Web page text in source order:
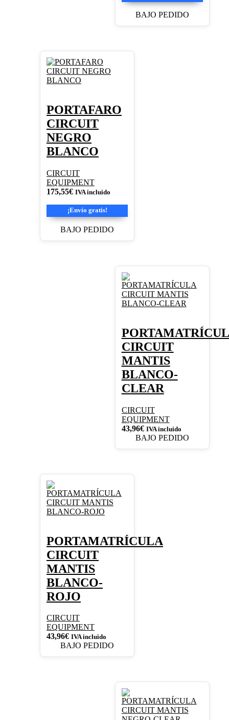
BAJO PEDIDO
PORTAFARO
CIRCUIT
NEGRO
BLANCO
CIRCUIT
EQUIPMENT
175,55€ IVA incluido
¡Envío gratis!
BAJO PEDIDO
CIRCUIT
MANTIS
BLANCO-
CLEAR
CIRCUIT
EQUIPMENT
43,96€ IVA incluido
BAJO PEDIDO
PORTAMATRÍCULA
CIRCUIT
MANTIS
BLANCO-
ROJO
CIRCUIT
EQUIPMENT
43,96€ IVA incluido
BAJO PEDIDO